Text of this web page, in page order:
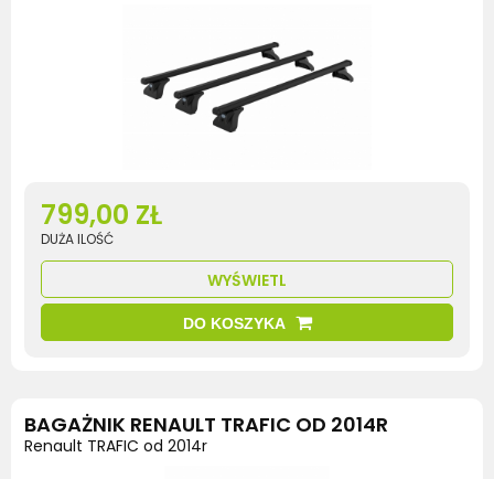
799,00 ZŁ
DUŻA ILOŚĆ
WYŚWIETL
DO KOSZYKA
BAGAŻNIK RENAULT TRAFIC OD 2014R
Renault TRAFIC od 2014r